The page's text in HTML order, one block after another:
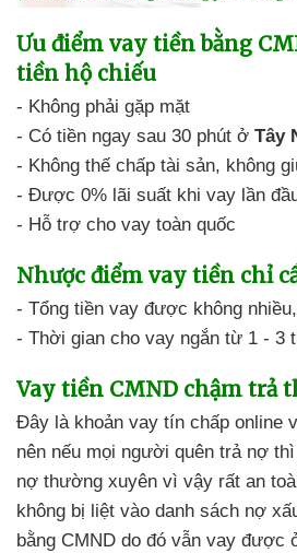
Ưu điểm vay tiền bằng
tiền hộ chiếu
- Không phải gặp mặt
- Có tiền ngay sau 30 phút ở Tây
- Không thế chấp tài sản, không
- Được 0% lãi suất khi vay lần
- Hỗ trợ cho vay toàn quốc
Nhược điểm vay tiền chỉ
- Tổng tiền vay được không nhiều,
- Thời gian cho vay ngắn từ 1 - 3
Vay tiền CMND chậm trả
Đây là khoản vay tín chấp online
nên nếu mọi người quên trả nợ
nợ thường xuyên vì vậy rất an
không bị liệt vào danh sách nợ
bằng CMND do đó vẫn vay được